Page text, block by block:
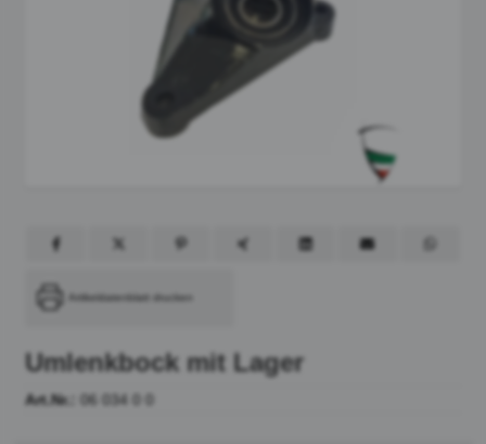
Artikeldatenblatt drucken
Umlenkbock mit Lager
Art.Nr.: 06 034 0 0